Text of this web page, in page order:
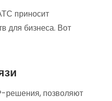
приносит
для бизнеса. Вот
решения, позволяют